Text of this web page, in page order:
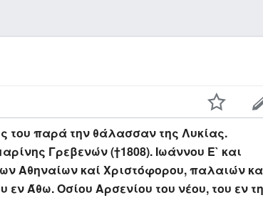
του παρά την θάλασσαν της Λυκίας.
Γρεβενών (†1808). Ιωάννου Ε` και
Αθηναίων καί Χριστόφορου, παλαιών
Άθω. Οσίου Αρσενίου του νέου, του εν τη